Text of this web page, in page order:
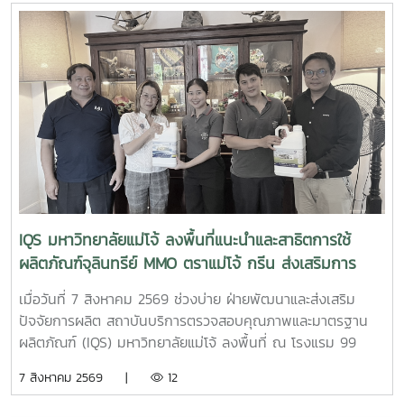
กล้องจุลทรรศน์อิเล็กตรอนแบบส่องกราด (Scanning Electron
Microscope: SEM) ณ ห้องปฏิบัติการของสถาบันฯการเข้า
ศึกษาเรียนรู้ครั้งนี้เป็นส่วนหนึ่งของการเรียนการสอน รายวิชา
10307319 ปฏิบัติการการวิเคราะห์ลักษณะเฉพาะของวัสดุ โดยมี
ผู้ช่วยศาสตราจารย์ ดร.สุภาพ ดาวทอง เป็นอาจารย์ผู้ประสาน
งานรายวิชา พร้อมนำนักศึกษาจำนวน 18 คน เข้าร่วมกิจกรรมผู้
เข้าร่วมได้เรียนรู้หลักการทำงานของเครื่อง SEM พร้อมรับฟังคำ
แนะนำและการสาธิต ตั้งแต่ การเตรียมตัวอย่าง ขั้นตอนการ
ทำงาน การใช้เครื่องมือ ตลอดจนการวิเคราะห์ภาพและผลจาก
เครื่อง SEM เพื่อเสริมสร้างความรู้และประสบการณ์ด้านการ
วิเคราะห์ลักษณะเฉพาะของวัสดุ และให้นักศึกษาสามารถนำความรู้
จากการปฏิบัติจริงไปประยุกต์ใช้ในการเรียนและการวิจัยด้าน
นวัตกรรมวัสดุต่อไป
IQS มหาวิทยาลัยแม่โจ้ ลงพื้นที่แนะนำและสาธิตการใช้
ผลิตภัณฑ์จุลินทรีย์ MMO ตราแม่โจ้ กรีน ส่งเสริมการ
จัดการสิ่งแวดล้อมสำหรับธุรกิจโรงแรม
เมื่อวันที่ 7 สิงหาคม 2569 ช่วงบ่าย ฝ่ายพัฒนาและส่งเสริม
ปัจจัยการผลิต สถาบันบริการตรวจสอบคุณภาพและมาตรฐาน
ผลิตภัณฑ์ (IQS) มหาวิทยาลัยแม่โจ้ ลงพื้นที่ ณ โรงแรม 99
ผลิตภัณฑ์ และสาธิตแนวทางการใช้ ผลิตภัณฑ์จุลินทรีย์ MMO
7 สิงหาคม 2569 | 12